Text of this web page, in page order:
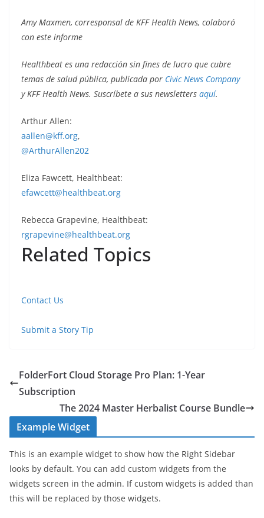
Amy Maxmen, corresponsal de KFF Health News, colaboró
con este informe
Healthbeat es una redacción sin fines de lucro que cubre
temas de salud pública, publicada por Civic News Company
y KFF Health News. Suscríbete a sus newsletters aquí.
Arthur Allen:
aallen@kff.org,
@ArthurAllen202
Eliza Fawcett, Healthbeat:
efawcett@healthbeat.org
Rebecca Grapevine, Healthbeat:
rgrapevine@healthbeat.org
Related Topics
Contact Us
Submit a Story Tip
FolderFort Cloud Storage Pro Plan: 1-Year
Subscription
The 2024 Master Herbalist Course Bundle
Example Widget
This is an example widget to show how the Right Sidebar
looks by default. You can add custom widgets from the
widgets screen in the admin. If custom widgets is added than
this will be replaced by those widgets.